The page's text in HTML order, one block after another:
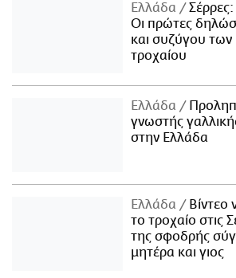
Ελλάδα
Σέρρες:
Οι πρώτες
και συζύγου
τροχαίου
Ελλάδα
γνωστής
στην Ελλάδα
Ελλάδα
Βίντεο
το τροχαίο στις
της σφοδρής
μητέρα και γιος